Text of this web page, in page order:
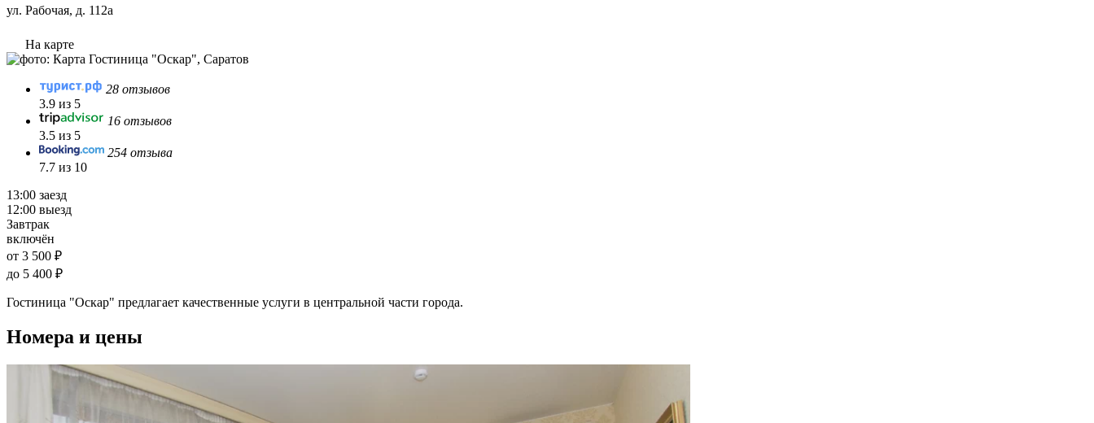
ул. Рабочая, д. 112а
На карте
28 отзывов
3.9 из 5
16 отзывов
3.5 из 5
254 отзыва
7.7 из 10
13:00 заезд
12:00 выезд
Завтрак
включён
от 3 500 ₽
до 5 400 ₽
Гостиница "Оскар" предлагает качественные услуги в центральной части города.
Номера и цены